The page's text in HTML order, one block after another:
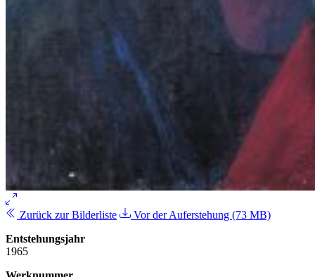
Zurück zur Bilderliste
Vor der Auferstehung (73 MB)
Entstehungsjahr
1965